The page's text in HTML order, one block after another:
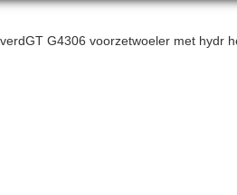
G4306 voorzetwoeler met hydr